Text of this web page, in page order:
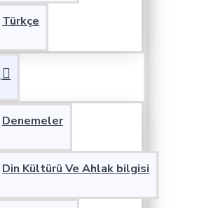
Türkçe
Denemeler
Din Kültürü Ve Ahlak bilgisi